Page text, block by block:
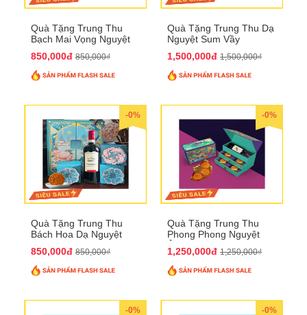
Quà Tặng Trung Thu
Bạch Mai Vọng Nguyệt
850,000đ 850,000₫
Quà Tặng Trung Thu Dạ
Nguyệt Sum Vầy
1,500,000đ 1,500,000₫
-0%
Quà Tặng Trung Thu
Bách Hoa Dạ Nguyệt
850,000đ 850,000₫
-0%
Quà Tặng Trung Thu
Phong Phong Nguyệt
1,250,000đ 1,250,000₫
-0% -0%